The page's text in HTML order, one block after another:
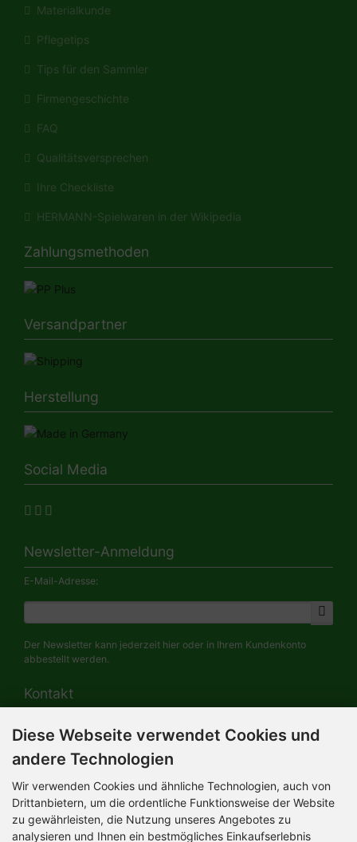
Materialkunde
Pflegetips
Tips für den Sammler
Firmengeschichte
FAQ
Qualitätsversprechen
Ihre Checkliste
HERMANN-Spielwaren in der Wikipedia
Zahlungsmethoden
Versandpartner
Herstellung
Social Media
Newsletter-Anmeldung
E-Mail-Adresse:
Der Newsletter kann jederzeit hier oder in Ihrem Kundenkonto
abbestellt werden.
Kontakt
HERMANN-Spielwaren GmbH
Werksverkauf / Postadresse:
Im Grund 9-11
Mo-Do 8.00 bis 16.30 Uhr
Bürozeiten:
Mo-Do 8.00 bis 16.30 Uhr
Diese Webseite verwendet Cookies und
andere Technologien
Wir verwenden Cookies und ähnliche Technologien, auch von
Drittanbietern, um die ordentliche Funktionsweise der Website
zu gewährleisten, die Nutzung unseres Angebotes zu
analysieren und Ihnen ein bestmögliches Einkaufserlebnis